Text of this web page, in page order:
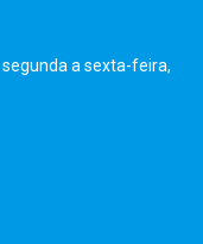
a sexta-feira,